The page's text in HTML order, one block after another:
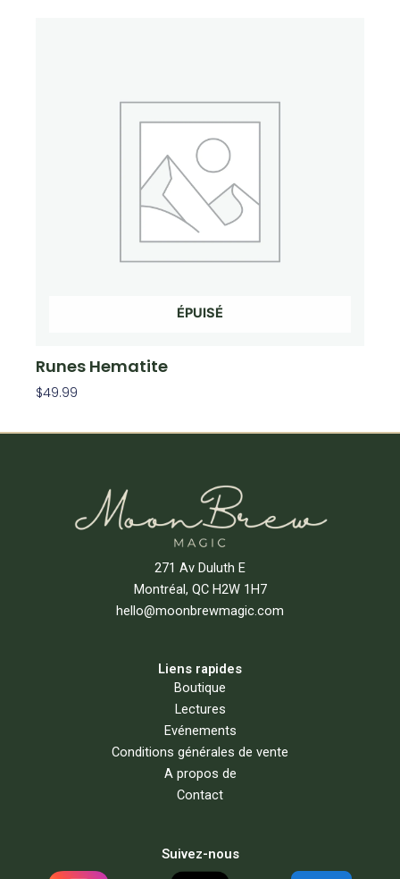
ÉPUISÉ
Runes Hematite
$49.99
271 Av Duluth E
Montréal, QC H2W 1H7
hello@moonbrewmagic.com
Liens rapides
Boutique
Lectures
Evénements
Conditions générales de vente
A propos de
Contact
Suivez-nous